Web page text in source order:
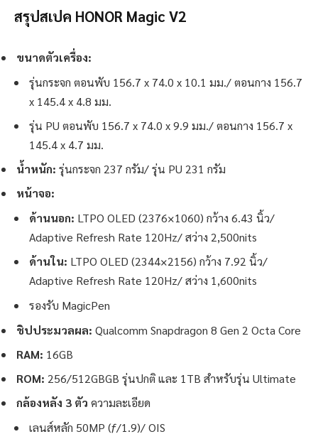
สรุปสเปค HONOR Magic V2
ขนาดตัวเครื่อง:
รุ่นกระจก ตอนพับ 156.7 x 74.0 x 10.1 มม./ ตอนกาง 156.7
x 145.4 x 4.8 มม.
รุ่น PU ตอนพับ 156.7 x 74.0 x 9.9 มม./ ตอนกาง 156.7 x
145.4 x 4.7 มม.
น้ำหนัก: รุ่นกระจก 237 กรัม/ รุ่น PU 231 กรัม
หน้าจอ:
ด้านนอก: LTPO OLED (2376×1060) กว้าง 6.43 นิ้ว/
Adaptive Refresh Rate 120Hz/ สว่าง 2,500nits
ด้านใน: LTPO OLED (2344×2156) กว้าง 7.92 นิ้ว/
Adaptive Refresh Rate 120Hz/ สว่าง 1,600nits
รองรับ MagicPen
ชิปประมวลผล: Qualcomm Snapdragon 8 Gen 2 Octa Core
RAM: 16GB
ROM: 256/512GBGB รุ่นปกติ และ 1TB สำหรับรุ่น Ultimate
กล้องหลัง 3 ตัว ความละเอียด
เลนส์หลัก 50MP (ƒ/1.9)/ OIS